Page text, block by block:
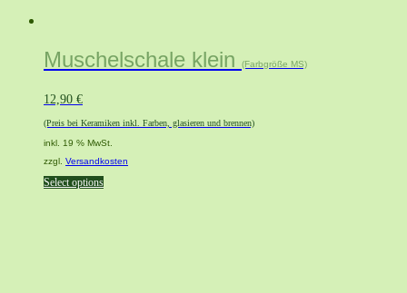
Muschelschale klein (Farbgröße MS)
12,90 €
(Preis bei Keramiken inkl. Farben, glasieren und brennen)
inkl. 19 % MwSt.
zzgl. Versandkosten
Select options